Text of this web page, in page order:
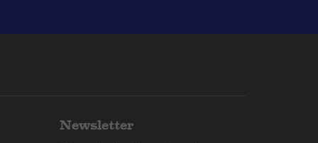
Newsletter